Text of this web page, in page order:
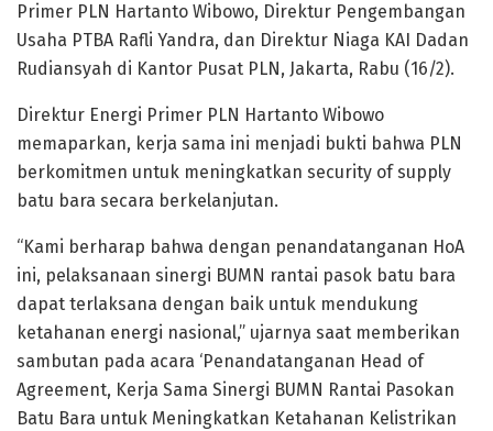
Primer PLN Hartanto Wibowo, Direktur Pengembangan
Usaha PTBA Rafli Yandra, dan Direktur Niaga KAI Dadan
Rudiansyah di Kantor Pusat PLN, Jakarta, Rabu (16/2).
Direktur Energi Primer PLN Hartanto Wibowo
memaparkan, kerja sama ini menjadi bukti bahwa PLN
berkomitmen untuk meningkatkan security of supply
batu bara secara berkelanjutan.
“Kami berharap bahwa dengan penandatanganan HoA
ini, pelaksanaan sinergi BUMN rantai pasok batu bara
dapat terlaksana dengan baik untuk mendukung
ketahanan energi nasional,” ujarnya saat memberikan
sambutan pada acara ‘Penandatanganan Head of
Agreement, Kerja Sama Sinergi BUMN Rantai Pasokan
Batu Bara untuk Meningkatkan Ketahanan Kelistrikan